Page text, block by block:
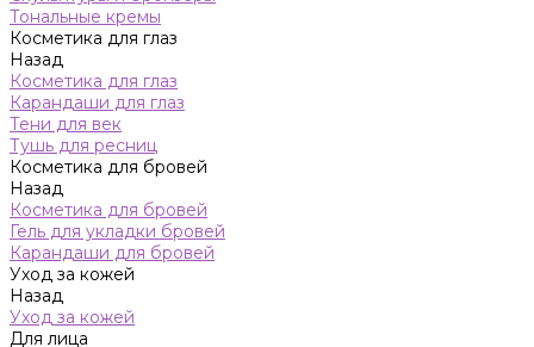
Тональные кремы
Косметика для глаз
Назад
Косметика для глаз
Карандаши для глаз
Тени для век
Тушь для ресниц
Косметика для бровей
Назад
Косметика для бровей
Гель для укладки бровей
Карандаши для бровей
Уход за кожей
Назад
Уход за кожей
Для лица